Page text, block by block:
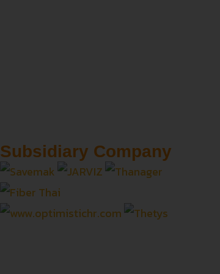
Subsidiary Company